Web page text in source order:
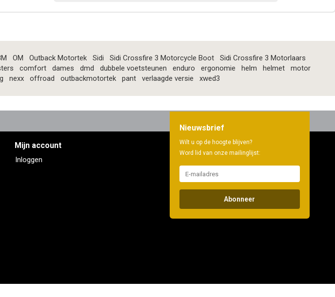
OM Outback Motortek Sidi Sidi Crossfire 3 Motorcycle Boot
Sidi Crossfire 3 Motorlaars
comfort dames dmd dubbele voetsteunen enduro ergonomie helm helmet
motor
nexx offroad outbackmotortek pant verlaagde versie xwed3
Mijn account
Inloggen
Nieuwsbrief
Wilt u op de hoogte blijven?
Word lid van onze mailinglijst:
Abonneer